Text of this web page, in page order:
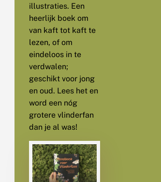
illustraties. Een
heerlijk boek om
van kaft tot kaft te
lezen, of om
eindeloos in te
verdwalen;
geschikt voor jong
en oud. Lees het en
word een nóg
grotere vlinderfan
dan je al was!